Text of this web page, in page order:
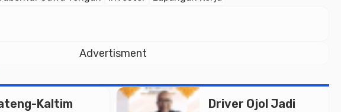
Advertisment
Kaltim
Driver Ojol Jadi